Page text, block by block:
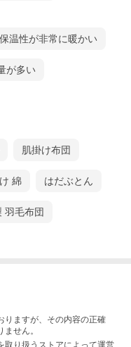
保温性が非常に暖かい
が多い
肌掛け布団
綿 はだぶとん
羽毛布団
りますが、その内容の正確
せん。